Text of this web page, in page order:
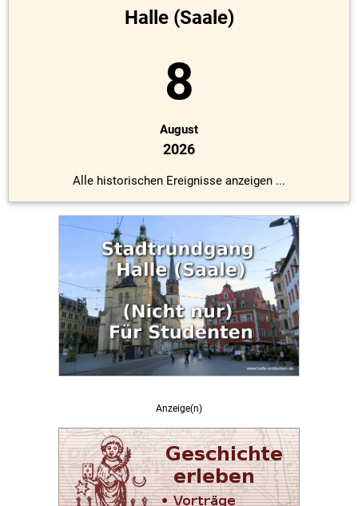
Halle (Saale)
8
August
2026
Alle historischen Ereignisse anzeigen ...
Anzeige(n)